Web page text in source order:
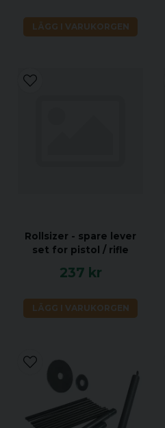
LÄGG I VARUKORGEN
Rollsizer - spare lever
set for pistol / rifle
237 kr
LÄGG I VARUKORGEN